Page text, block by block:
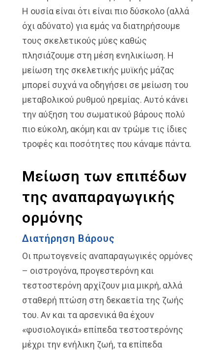
Η ουσία είναι ότι είναι πιο δύσκολο (αλλά
όχι αδύνατο) για εμάς να διατηρήσουμε
τους σκελετικούς μύες καθώς
πλησιάζουμε στη μέση ενηλικίωση. Η
μείωση της σκελετικής μυϊκής μάζας
μπορεί συχνά να οδηγήσει σε μείωση του
μεταβολικού ρυθμού ηρεμίας. Αυτό κάνει
την αύξηση του σωματικού βάρους πολύ
πιο εύκολη, ακόμη και αν τρώμε τις ίδιες
τροφές και ποσότητες που κάναμε πάντα.
Μείωση των επιπέδων
της αναπαραγωγικής
ορμόνης
Διατήρηση Βάρους
Οι πρωτογενείς αναπαραγωγικές ορμόνες
– οιστρογόνα, προγεστερόνη και
τεστοστερόνη αρχίζουν μια μικρή, αλλά
σταθερή πτώση στη δεκαετία της ζωής
του. Αν και τα αρσενικά θα έχουν
«φυσιολογικά» επίπεδα τεστοστερόνης
μέχρι την ενήλικη ζωή, τα επίπεδα